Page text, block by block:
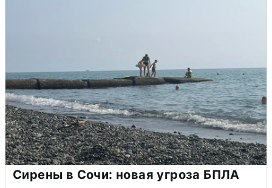
Сирены в Сочи: новая угроза БПЛА